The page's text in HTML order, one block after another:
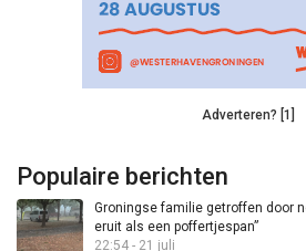
Adverteren? [1]
Populaire berichten
Groningse familie getroffen door
eruit als een poffertjespan”
22:54 - 21 juli